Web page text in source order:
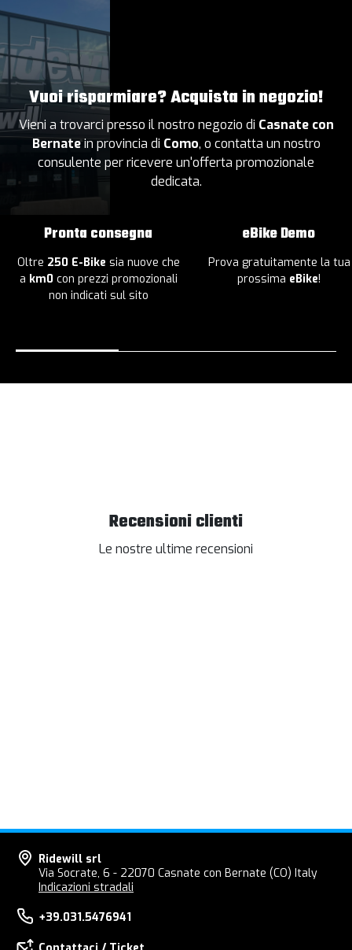
Vuoi risparmiare? Acquista in negozio!
Vieni a trovarci presso il nostro negozio di Casnate con
Bernatein provincia di Como, o contatta un nostro
consulente per ricevere un'offerta promozionale
dedicata.
Pronta consegna
Oltre 250 E-Bike sia nuove che
a km0 con prezzi promozionali
non indicati sul sito
eBike Demo
Prova gratuitamente la tua
prossima eBike!
Recensioni clienti
Le nostre ultime recensioni
Ridewill srl
Via Socrate, 6 - 22070 Casnate con Bernate (CO) Italy
Indicazioni stradali
+39.031.5476941